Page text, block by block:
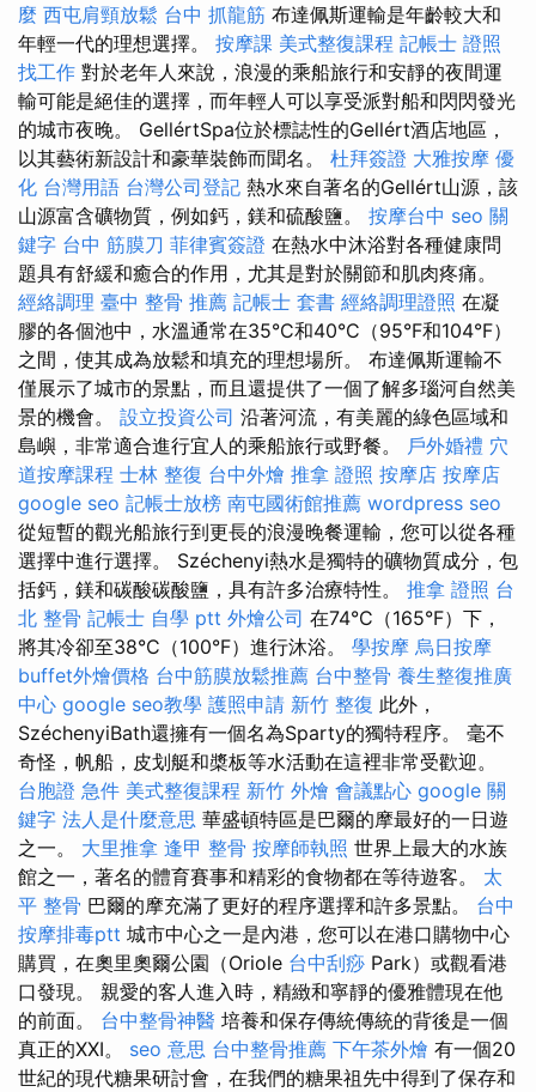
麼 西屯肩頸放鬆 台中 抓龍筋 布達佩斯運輸是年齡較大和
年輕一代的理想選擇。 按摩課 美式整復課程 記帳士 證照
找工作 對於老年人來說，浪漫的乘船旅行和安靜的夜間運
輸可能是絕佳的選擇，而年輕人可以享受派對船和閃閃發光
的城市夜晚。 GellértSpa位於標誌性的Gellért酒店地區，
以其藝術新設計和豪華裝飾而聞名。 杜拜簽證 大雅按摩 優
化 台灣用語 台灣公司登記 熱水來自著名的Gellért山源，該
山源富含礦物質，例如鈣，鎂和硫酸鹽。 按摩台中 seo 關
鍵字 台中 筋膜刀 菲律賓簽證 在熱水中沐浴對各種健康問
題具有舒緩和癒合的作用，尤其是對於關節和肌肉疼痛。
經絡調理 臺中 整骨 推薦 記帳士 套書 經絡調理證照 在凝
膠的各個池中，水溫通常在35°C和40°C（95°F和104°F）
之間，使其成為放鬆和填充的理想場所。 布達佩斯運輸不
僅展示了城市的景點，而且還提供了一個了解多瑙河自然美
景的機會。 設立投資公司 沿著河流，有美麗的綠色區域和
島嶼，非常適合進行宜人的乘船旅行或野餐。 戶外婚禮 穴
道按摩課程 士林 整復 台中外燴 推拿 證照 按摩店 按摩店
google seo 記帳士放榜 南屯國術館推薦 wordpress seo
從短暫的觀光船旅行到更長的浪漫晚餐運輸，您可以從各種
選擇中進行選擇。 Széchenyi熱水是獨特的礦物質成分，包
括鈣，鎂和碳酸碳酸鹽，具有許多治療特性。 推拿 證照 台
北 整骨 記帳士 自學 ptt 外燴公司 在74°C（165°F）下，
將其冷卻至38°C（100°F）進行沐浴。 學按摩 烏日按摩
buffet外燴價格 台中筋膜放鬆推薦 台中整骨 養生整復推廣
中心 google seo教學 護照申請 新竹 整復 此外，
SzéchenyiBath還擁有一個名為Sparty的獨特程序。 毫不
奇怪，帆船，皮划艇和槳板等水活動在這裡非常受歡迎。
台胞證 急件 美式整復課程 新竹 外燴 會議點心 google 關
鍵字 法人是什麼意思 華盛頓特區是巴爾的摩最好的一日遊
之一。 大里推拿 逢甲 整骨 按摩師執照 世界上最大的水族
館之一，著名的體育賽事和精彩的食物都在等待遊客。 太
平 整骨 巴爾的摩充滿了更好的程序選擇和許多景點。 台中
按摩排毒ptt 城市中心之一是內港，您可以在港口購物中心
購買，在奧里奧爾公園（Oriole 台中刮痧 Park）或觀看港
口發現。 親愛的客人進入時，精緻和寧靜的優雅體現在他
的前面。 台中整骨神醫 培養和保存傳統傳統的背後是一個
真正的XXI。 seo 意思 台中整骨推薦 下午茶外燴 有一個20
世紀的現代糖果研討會，在我們的糖果祖先中得到了保存和